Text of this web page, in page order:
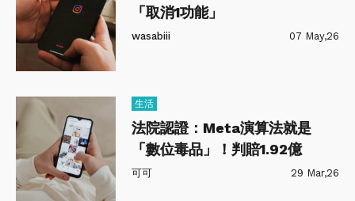
「取消1功能」
wasabiii 07 May,26
生活
法院認證：Meta演算法就是
「數位毒品」！判賠1.92億
可可 29 Mar,26